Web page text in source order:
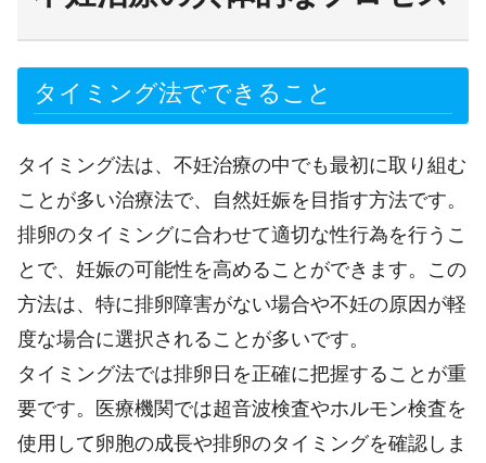
タイミング法でできること
タイミング法は、不妊治療の中でも最初に取り組む
ことが多い治療法で、自然妊娠を目指す方法です。
排卵のタイミングに合わせて適切な性行為を行うこ
とで、妊娠の可能性を高めることができます。この
方法は、特に排卵障害がない場合や不妊の原因が軽
度な場合に選択されることが多いです。
タイミング法では排卵日を正確に把握することが重
要です。医療機関では超音波検査やホルモン検査を
使用して卵胞の成長や排卵のタイミングを確認しま